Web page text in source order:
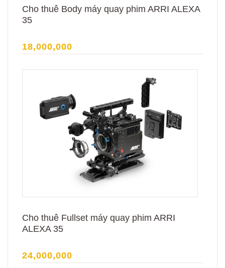
Cho thuê Body máy quay phim ARRI ALEXA
35
18,000,000
Cho thuê Fullset máy quay phim ARRI
ALEXA 35
24,000,000